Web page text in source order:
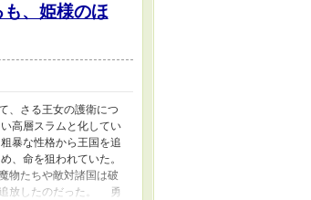
、姫様のほ
、さる王女の護衛につ
高層スラムと化してい
暴な性格から王国を追
命を狙われていた。
物たちや敵対諸国は破
放したのだった。 勇